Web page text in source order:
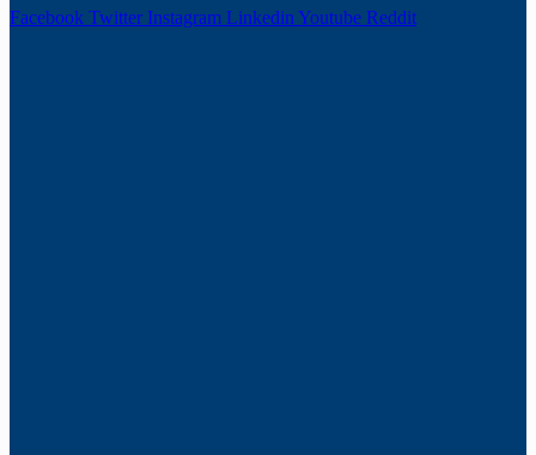
Facebook Twitter Instagram Linkedin Youtube Reddit